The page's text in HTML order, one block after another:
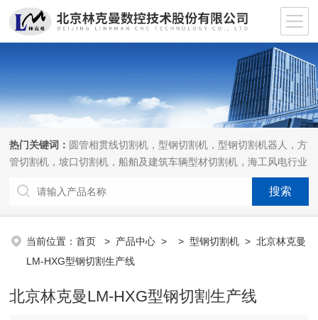
热门关键词： 圆管相贯线切割机，型钢切割机，型钢切割机器人，方
管切割机，坡口切割机，船舶及建筑车辆型材切割机，海工风电行业
当前位置：首页 > 产品中心 > >型钢切割机 > 北京林克曼
LM-HXG型钢切割生产线
北京林克曼LM-HXG型钢切割生产线